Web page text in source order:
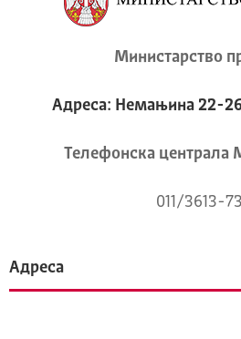
Министарство
Адреса: Немањина 22-
Телeфонска централа
011/3613-
Адреса